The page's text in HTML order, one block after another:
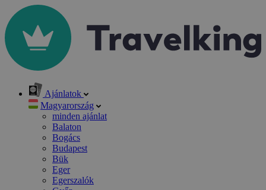
Ajánlatok
Magyarország
minden ajánlat
Balaton
Bogács
Budapest
Bük
Eger
Egerszalók